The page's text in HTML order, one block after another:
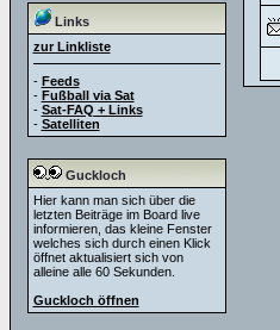
Links
zur Linkliste
- Feeds
- Fußball via Sat
- Sat-FAQ + Links
- Satelliten
Guckloch
Hier kann man sich über die
letzten Beiträge im Board live
informieren, das kleine Fenster
welches sich durch einen Klick
öffnet aktualisiert sich von
alleine alle 60 Sekunden.
Guckloch öffnen